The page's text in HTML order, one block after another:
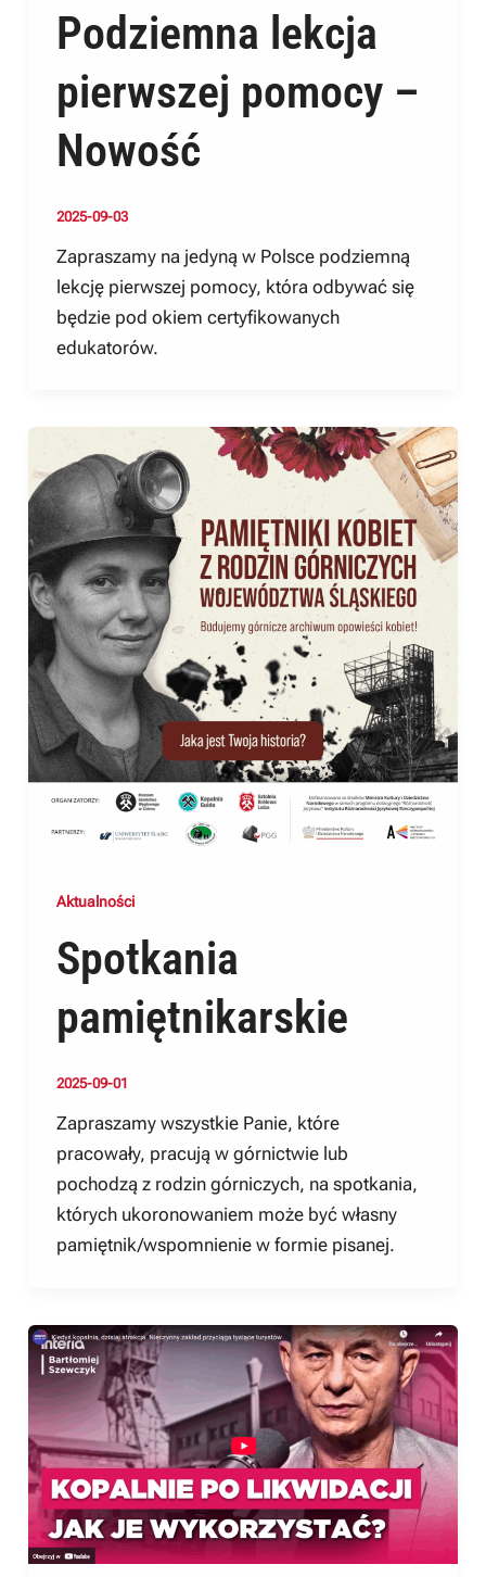
Podziemna lekcja
pierwszej pomocy –
Nowość
2025-09-03
Zapraszamy na jedyną w Polsce podziemną
lekcję pierwszej pomocy, która odbywać się
będzie pod okiem certyfikowanych
edukatorów.
Aktualności
Spotkania
pamiętnikarskie
2025-09-01
Zapraszamy wszystkie Panie, które
pracowały, pracują w górnictwie lub
pochodzą z rodzin górniczych, na spotkania,
których ukoronowaniem może być własny
pamiętnik/wspomnienie w formie pisanej.